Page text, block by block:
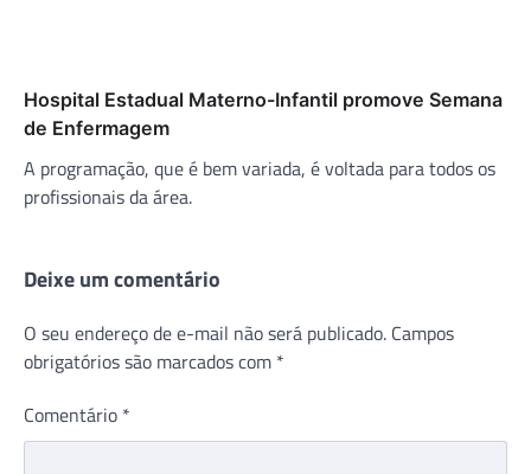
Hospital Estadual Materno-Infantil promove Semana
de Enfermagem
A programação, que é bem variada, é voltada para todos os
profissionais da área.
Deixe um comentário
O seu endereço de e-mail não será publicado. Campos
obrigatórios são marcados com *
Comentário *